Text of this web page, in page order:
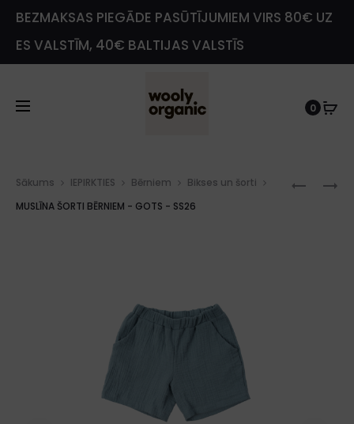
BEZMAKSAS PIEGĀDE PASŪTĪJUMIEM VIRS 80€ UZ
ES VALSTĪM, 40€ BALTIJAS VALSTĪS
0
FROTĒ
Sākums IEPIRKTIES Bērniem
Bikses un šorti
MUSLĪNA ŠORTI BĒRNIEM - GOTS - SS26